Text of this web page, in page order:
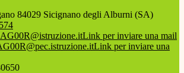
84029 Sicignano degli Alburni (SA)
Link per inviare una mail
Link per inviare una